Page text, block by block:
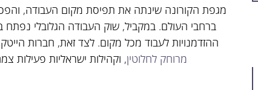
מגפת הקורונה שינתה את תפיסת מקום העבודה,
ברחבי העולם. במקביל, שוק העבודה הגלובלי נפתח
ההזדמנויות לעבוד מכל מקום. לצד זאת, חברות
מרוחק לחלוטין, וקהילות ישראליות פעילות